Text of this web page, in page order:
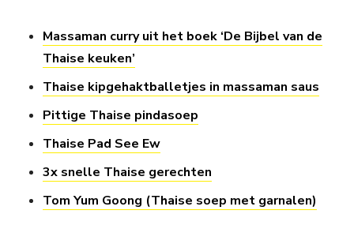
Massaman curry uit het boek ‘De Bijbel van de
Thaise keuken’
Thaise kipgehaktballetjes in massaman saus
Pittige Thaise pindasoep
Thaise Pad See Ew
3x snelle Thaise gerechten
Tom Yum Goong (Thaise soep met garnalen)